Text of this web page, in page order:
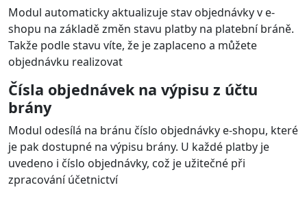
Modul automaticky aktualizuje stav objednávky v e-
shopu na základě změn stavu platby na platební bráně.
Takže podle stavu víte, že je zaplaceno a můžete
objednávku realizovat
Čísla objednávek na výpisu z účtu
brány
Modul odesílá na bránu číslo objednávky e-shopu, které
je pak dostupné na výpisu brány. U každé platby je
uvedeno i číslo objednávky, což je užitečné při
zpracování účetnictví